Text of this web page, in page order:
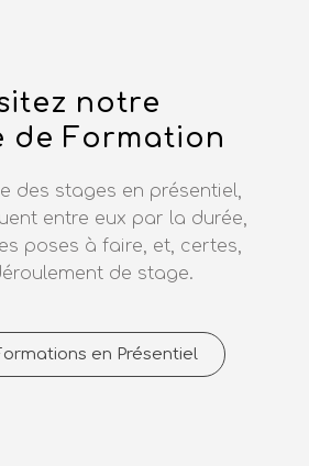
notre
de Formation
des stages en présentiel,
entre eux par la durée,
poses à faire, et, certes,
de stage.
en Présentiel